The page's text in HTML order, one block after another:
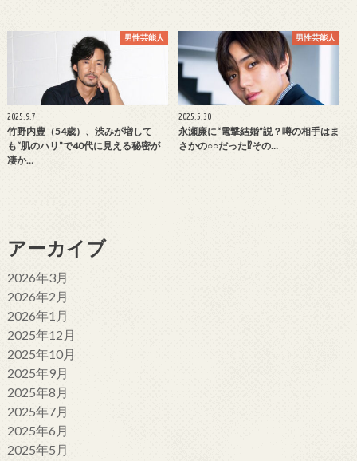
男性芸能人
2025.9.7
竹野内豊（54歳）、渋みが増して
も“肌のハリ”で40代に見える秘密が
凄か…
男性芸能人
2025.5.30
永瀬廉に“電撃結婚”説？噂の相手はま
さかの○○だった⁉その…
アーカイブ
2026年3月
2026年2月
2026年1月
2025年12月
2025年10月
2025年9月
2025年8月
2025年7月
2025年6月
2025年5月